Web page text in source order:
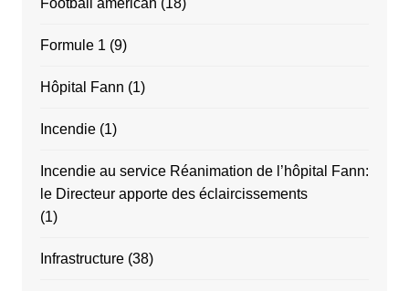
Formule 1 (9)
Hôpital Fann (1)
Incendie(1)
Incendie au service Réanimation de l’hôpital Fann:
le Directeur apporte des éclaircissements
(1)
Infrastructure(38)